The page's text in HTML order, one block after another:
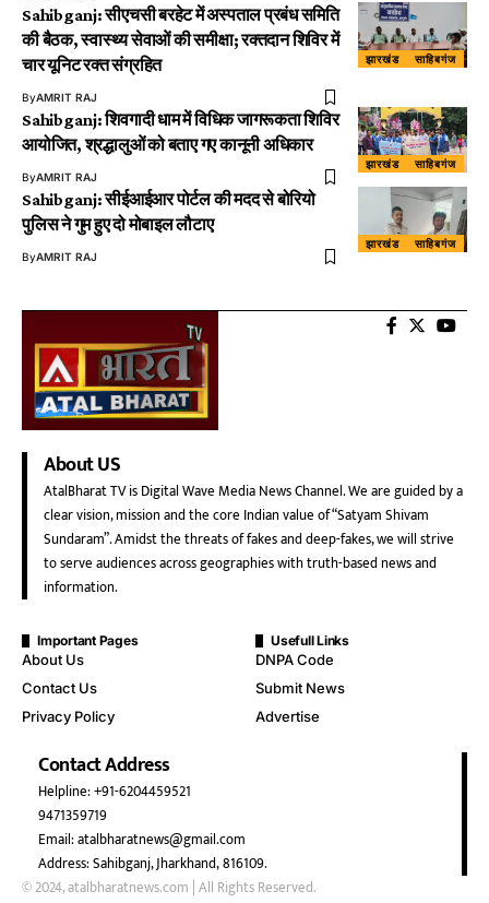
झारखंड साहिबगंज
Sahibganj: सीएचसी बरहेट में अस्पताल प्रबंध समिति
की बैठक, स्वास्थ्य सेवाओं की समीक्षा; रक्तदान शिविर में
चार यूनिट रक्त संग्रहित
ByAMRIT RAJ
झारखंड साहिबगंज
Sahibganj: शिवगादी धाम में विधिक जागरूकता शिविर
आयोजित, श्रद्धालुओं को बताए गए कानूनी अधिकार
ByAMRIT RAJ
झारखंड साहिबगंज
Sahibganj: सीईआईआर पोर्टल की मदद से बोरियो
पुलिस ने गुम हुए दो मोबाइल लौटाए
ByAMRIT RAJ
About US
AtalBharat TV is Digital Wave Media News Channel. We are guided by a
clear vision, mission and the core Indian value of “Satyam Shivam
Sundaram”. Amidst the threats of fakes and deep-fakes, we will strive
to serve audiences across geographies with truth-based news and
information.
Important Pages
About Us
Contact Us
Privacy Policy
Usefull Links
DNPA Code
Submit News
Advertise
Contact Address
Helpline: +91-6204459521
9471359719
Email: atalbharatnews@gmail.com
Address: Sahibganj, Jharkhand, 816109.
© 2024, atalbharatnews.com | All Rights Reserved.